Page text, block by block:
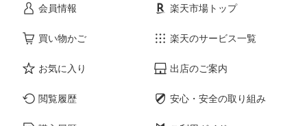
会員情報
買い物かご
お気に入り
閲覧履歴
楽天市場トップ
楽天のサービス一覧
出店のご案内
安心・安全の取り組み